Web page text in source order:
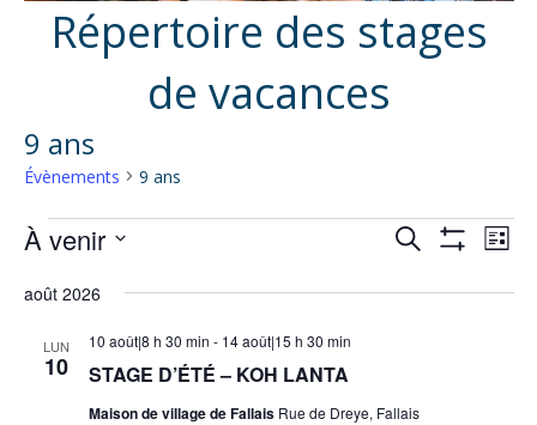
Répertoire des stages
de vacances
9 ans
Évènements 9 ans
Évènements
Recherche
navigation
Évènements
Recherche
Filtres
Liste
À venir
une
août 2026
LUN
10 STAGE D’ÉTÉ – KOH LANTA
10 août|8 h 30 min - 14 août|15 h 30 min
Maison de village de Fallais Rue de Dreye, Fallais